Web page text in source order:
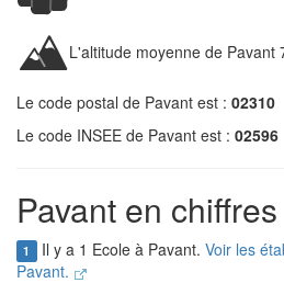
L'altitude moyenne de Pavant
Le code postal de Pavant est : 02310
Le code INSEE de Pavant est : 02596
Pavant en chiffres
1 Il y a 1 Ecole à Pavant. Voir les
Pavant.